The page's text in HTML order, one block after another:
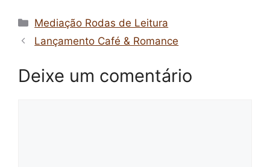
Categorias
Mediação Rodas de Leitura
Lançamento Café & Romance
Deixe um comentário